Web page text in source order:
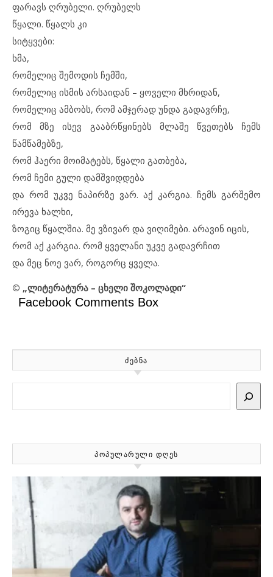
ფარავს ღრუბელი. ღრუბელს
წყალი. წყალს კი
სიტყვები:
ხმა,
რომელიც შემოდის ჩემში,
რომელიც ისმის არსაიდან – ყოველი მხრიდან,
რომელიც ამბობს, რომ ამჯერად უნდა გადავრჩე,
რომ მზე ისევ გააბრწყინებს მლაშე წვეთებს ჩემს
წამწამებზე,
რომ ჰაერი მოიმატებს, წყალი გათბება,
რომ ჩემი გული დამშვიდდება
და რომ უკვე ნაპირზე ვარ. აქ კარგია. ჩემს გარშემო
ირევა ხალხი,
ზოგიც წყალშია. მე ვზივარ და ვიღიმები. არავინ იცის,
რომ აქ კარგია. რომ ყველანი უკვე გადავრჩით
და მეც ნოე ვარ, როგორც ყველა.
© „ლიტერატურა – ცხელი შოკოლადი“
Facebook Comments Box
ᲫᲔᲑᲜᲐ
ᲞᲝᲞᲣᲚᲐᲠᲣᲚᲘ ᲓᲦᲔᲡ